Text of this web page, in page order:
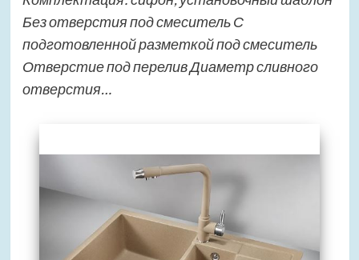
Без отверстия под смеситель С
подготовленной разметкой под смеситель
Отверстие под перелив Диаметр сливного
отверстия…